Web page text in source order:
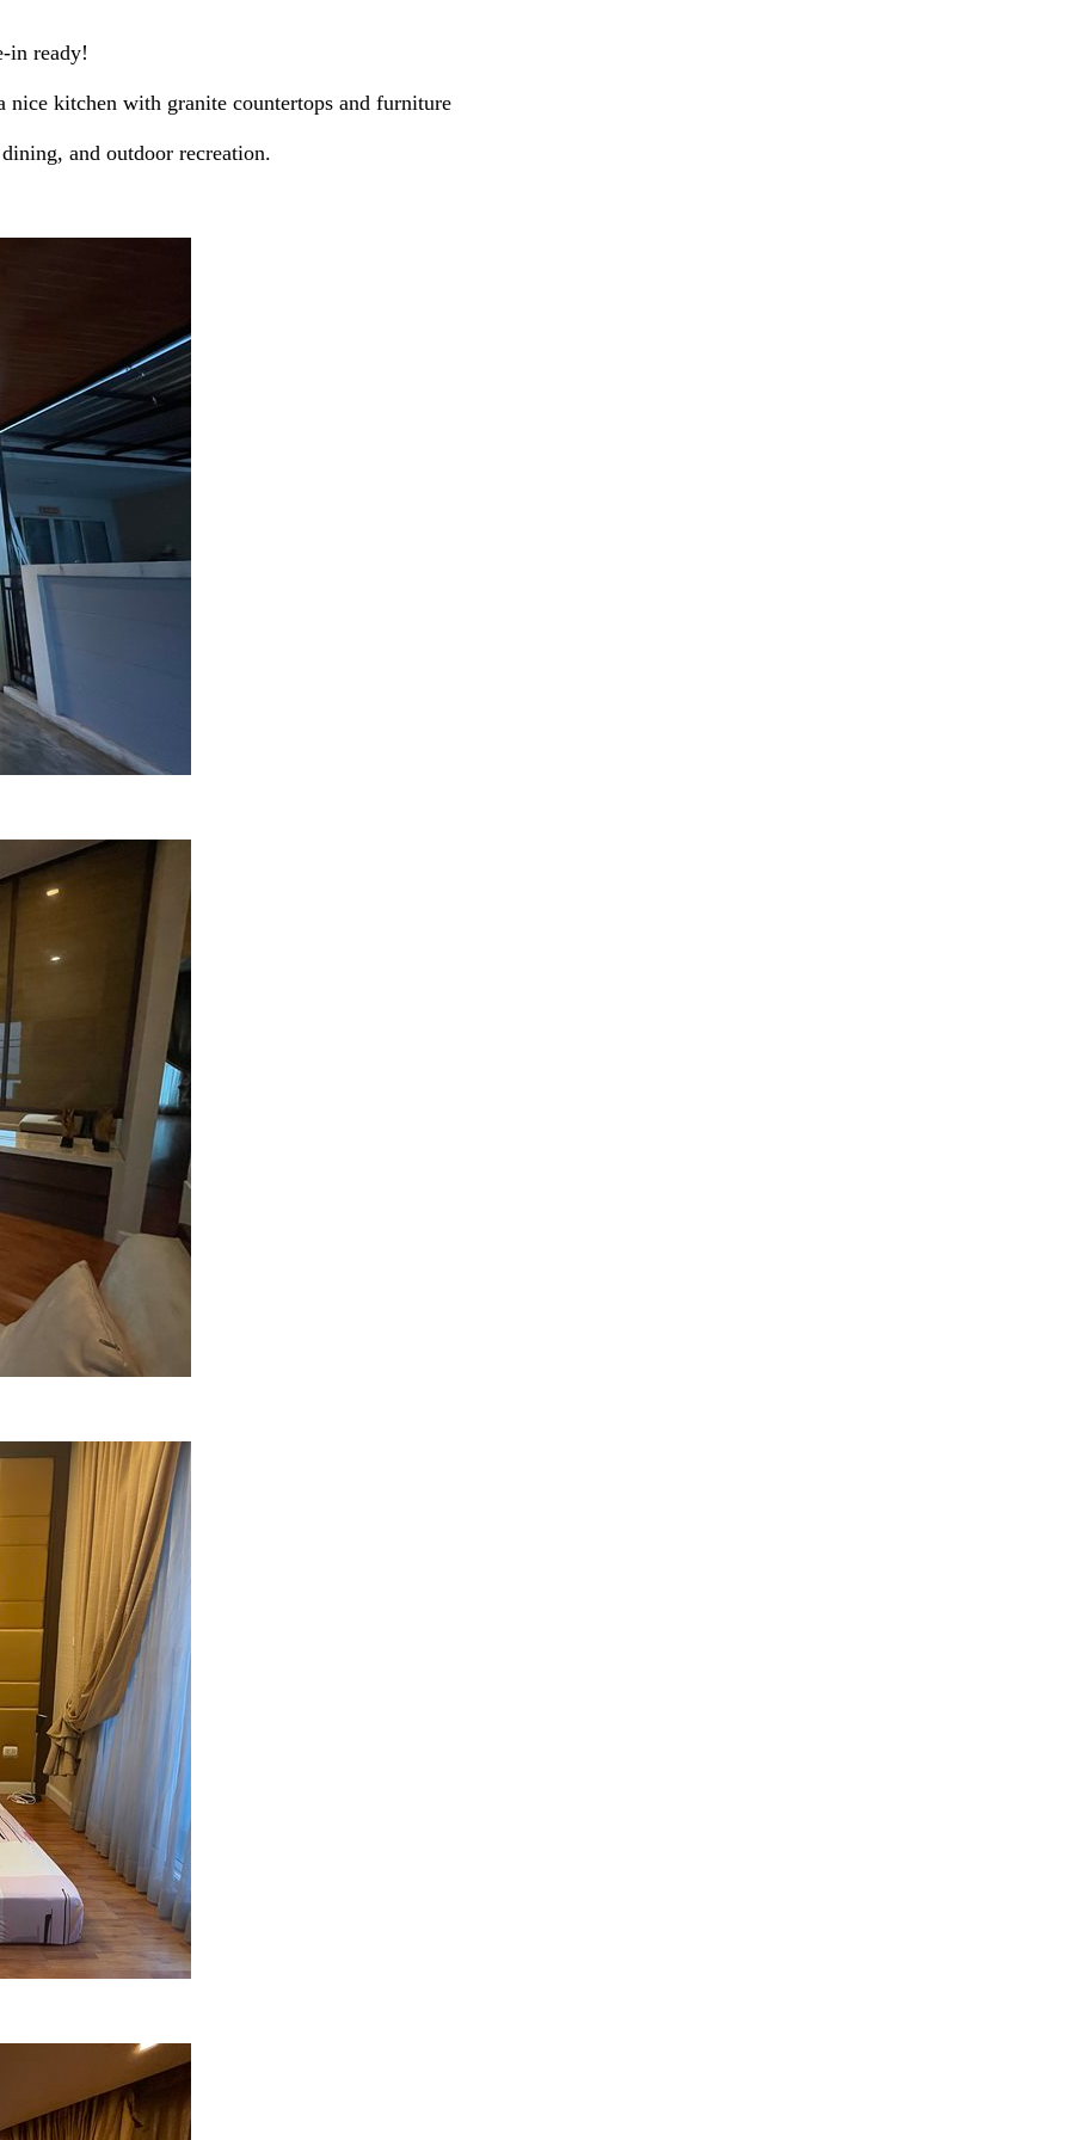
in ready!
nice kitchen with granite countertops and furniture
and outdoor recreation.